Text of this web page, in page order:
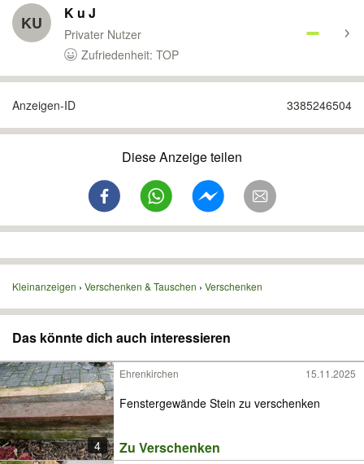
KU K u J
Privater Nutzer
Zufriedenheit: TOP
Anzeigen-ID 3385246504
Diese Anzeige teilen
Kleinanzeigen Verschenken & Tauschen Verschenken
Das könnte dich auch interessieren
4
Ehrenkirchen 15.11.2025
Fenstergewände Stein zu verschenken
Zu Verschenken